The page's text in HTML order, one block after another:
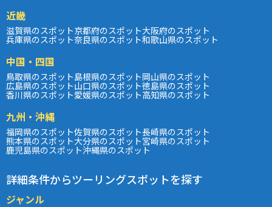
近畿
滋賀県のスポット京都府のスポット大阪府のスポット
兵庫県のスポット奈良県のスポット和歌山県のスポット
中国・四国
鳥取県のスポット島根県のスポット岡山県のスポット
広島県のスポット山口県のスポット徳島県のスポット
香川県のスポット愛媛県のスポット高知県のスポット
九州・沖縄
福岡県のスポット佐賀県のスポット長崎県のスポット
熊本県のスポット大分県のスポット宮崎県のスポット
鹿児島県のスポット沖縄県のスポット
詳細条件からツーリングスポットを探す
ジャンル